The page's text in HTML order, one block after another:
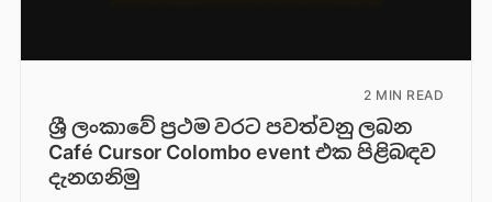
2 MIN READ
ශ්‍රී ලංකාවේ ප්‍රථම වරට පවත්වනු ලබන
Café Cursor Colombo event එක පිළිබඳව
දැනගනිමු